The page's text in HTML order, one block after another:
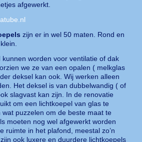
afgewerkt.
zijn er in wel 50 maten. Rond en
worden voor ventilatie of dak
we ze van een opalen ( melkglas
deksel kan ook. Wij werken alleen
Het deksel is van dubbelwandig ( of
slagvast kan zijn. In de renovatie
om een lichtkoepel van glas te
puzzelen om de beste maat te
moeten nog wel afgewerkt worden
ruimte in het plafond, meestal zo’n
ook luxere en duurdere lichtkoepels